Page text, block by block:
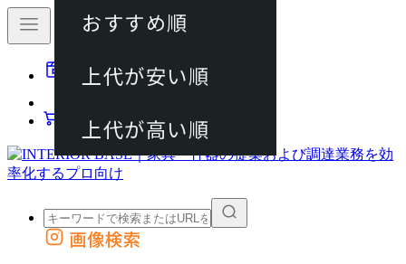
動画マニュアル
カート
外部サイトの商品をカートに追加
画像検索
おすすめ順
上代が安い順
上代が高い順